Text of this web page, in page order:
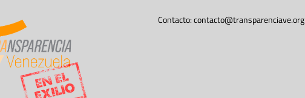
Contacto:contacto@transparenciave.org